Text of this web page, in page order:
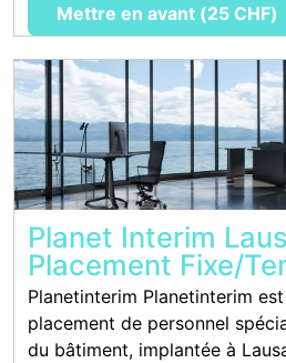
Mettre en avant (25 CHF)
Planet Interim
Placement Fixe/
Planetinterim Planetinterim
placement de personnel
du bâtiment, implantée à